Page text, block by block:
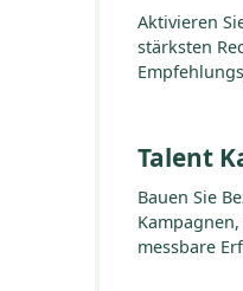
Aktivieren
stärksten
Talent
Bauen Sie
messbare